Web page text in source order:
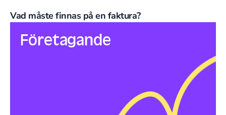
Vad måste finnas på en faktura?
Företagande